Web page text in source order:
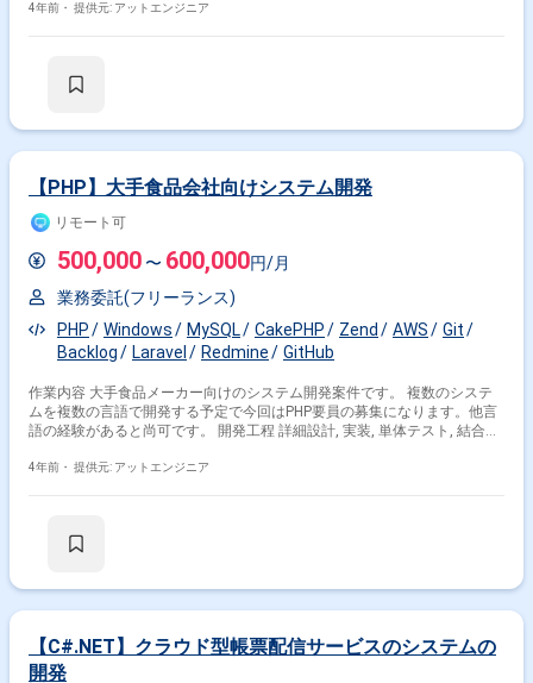
4年前・ 提供元: アットエンジニア
【PHP】大手食品会社向けシステム開発
リモート可
500,000 〜 600,000円/月
業務委託(フリーランス)
PHP
Windows MySQL CakePHP Zend AWS
Git
Backlog
Laravel Redmine GitHub
作業内容 大手食品メーカー向けのシステム開発案件です。 複数のシステ
ムを複数の言語で開発する予定で今回はPHP要員の募集になります。他言
語の経験があると尚可です。 開発工程 詳細設計, 実装, 単体テスト, 結合テ
4年前・ 提供元: アットエンジニア
【C#.NET】クラウド型帳票配信サービスのシステムの
開発